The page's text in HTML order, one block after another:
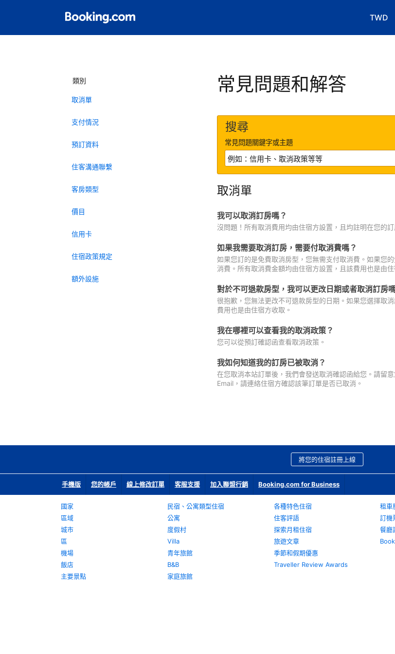
TWD
選擇
類別
取消單
支付情況
預訂資料
住客溝通聯繫
客房類型
價目
信用卡
住宿政策規定
額外設施
常見問題和解答
搜尋
常見問題關鍵字或主題
取消單
我可以取消訂房嗎？
沒問題！所有取消費用均由住宿方設置，且均註明在您的
如果我需要取消訂房，需要付取消費嗎？
如果您訂的是免費取消房型，您無需支付取消費。如果您
消費。所有取消費金額均由住宿方設置，且該費用也是由住
對於不可退款房型，我可以更改日期或者取消訂房
很抱歉，您無法更改不可退款房型的日期。如果您選擇取
費用也是由住宿方收取。
我在哪裡可以查看我的取消政策？
您可以從預訂確認函查看取消政策。
我如何知道我的訂房已被取消？
在您取消本站訂單後，我們會發送取消確認函給您。請留
Email，請連絡住宿方確認該筆訂單是否已取消。
將您的住宿註冊上線
手機版 您的帳戶 線上修改訂單 客服支援 加入聯盟行銷 Booking.com for Business
國家
區域
城市
區
機場
飯店
主要景點
民宿、公寓類型住宿
公寓
度假村
Villa
青年旅館
B&B
家庭旅館
各種特色住宿
住客評語
探索月租住宿
旅遊文章
季節和假期優惠
Traveller Review Awards
租車
訂機
餐廳